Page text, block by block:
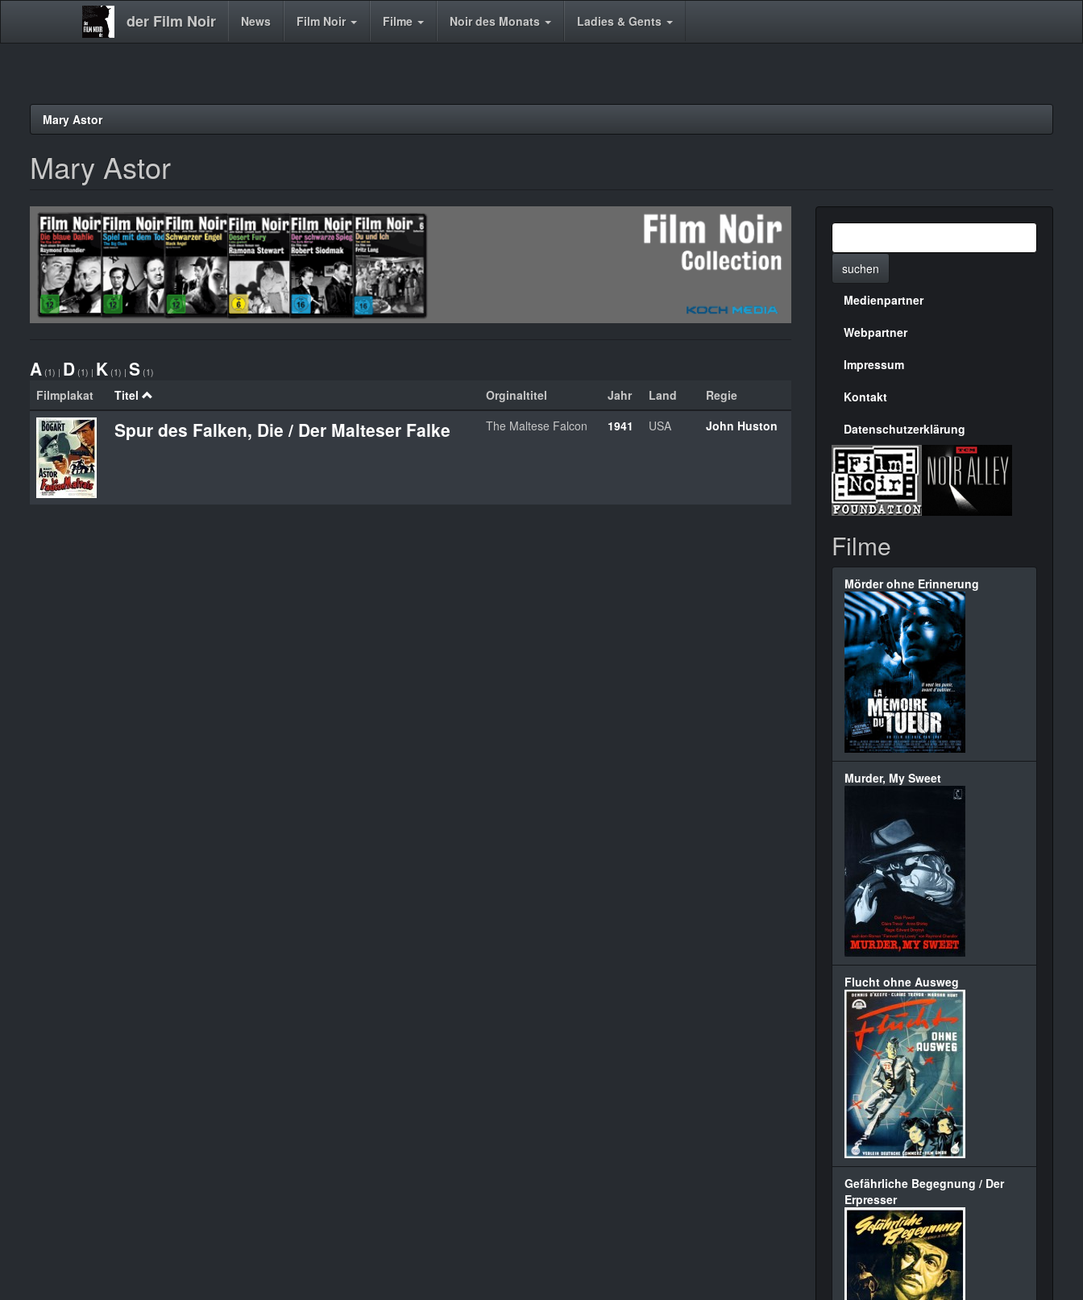
der Film Noir
Main News Film Noir Filme Noir des Monats Ladies & Gents
Mary Astor
Mary Astor
A (1) | D (1) | K (1) | S (1)
Filmplakat Titel Orginaltitel Jahr Land Regie
Spur des Falken, Die / Der Malteser Falke The Maltese Falcon 1941 USA John Huston
suchen
Menülinks
rechte
Seite
Medienpartner
Webpartner
Impressum
Kontakt
Datenschutzerklärung
Filme
Mörder ohne Erinnerung
Murder, My Sweet
Flucht ohne Ausweg
Gefährliche Begegnung / Der
Erpresser